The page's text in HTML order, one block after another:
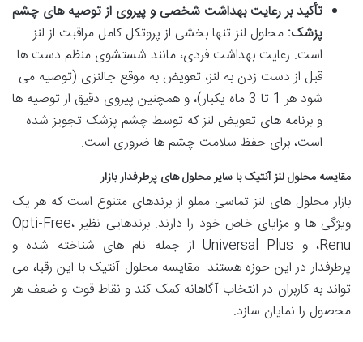
تأکید بر رعایت بهداشت شخصی و پیروی از توصیه های چشم
پزشک: محلول لنز تنها بخشی از پروتکل کامل مراقبت از لنز
است. رعایت بهداشت فردی، مانند شستشوی منظم دست ها
قبل از دست زدن به لنز، تعویض به موقع جالنزی (توصیه می
شود هر 1 تا 3 ماه یکبار)، و همچنین پیروی دقیق از توصیه ها
و برنامه های تعویض لنز که توسط چشم پزشک تجویز شده
است، برای حفظ سلامت چشم ها ضروری است.
مقایسه محلول لنز آنتیک با سایر محلول های پرطرفدار بازار
بازار محلول های لنز تماسی مملو از برندهای متنوع است که هر یک
ویژگی ها و مزایای خاص خود را دارند. برندهایی نظیر Opti-Free،
Renu، و Universal Plus از جمله نام های شناخته شده و
پرطرفدار در این حوزه هستند. مقایسه محلول آنتیک با این رقبا، می
تواند به کاربران در انتخاب آگاهانه کمک کند و نقاط قوت و ضعف هر
محصول را نمایان سازد.